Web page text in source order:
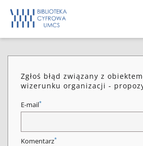
Zgłoś błąd związany z
wizerunku organizacji -
E-mail*
Komentarz*